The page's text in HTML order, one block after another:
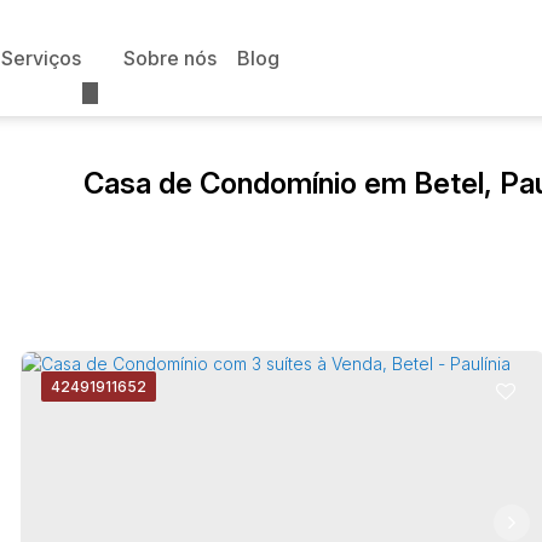
Blog
Sobre nós
Serviços
Casa de Condomínio em Betel,
42491911652